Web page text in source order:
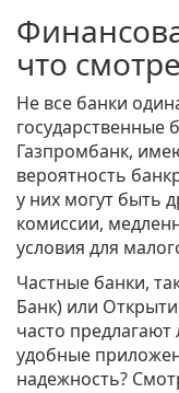
что
Не все банки
государственные
Газпромбанк,
вероятность
у них могут быть
комиссии,
условия для
Частные банки,
Банк) или
часто
удобные
надежность?